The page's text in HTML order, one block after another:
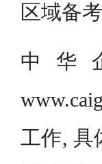
区域备
中华
工作, 具